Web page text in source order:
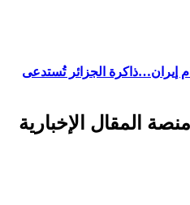
إيران…ذاكرة الجزائر تُستدعى
المقال الإخبارية